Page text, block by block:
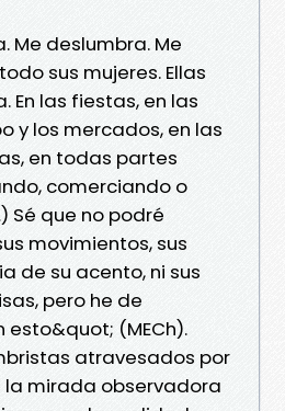
Me deslumbra. Me
sus mujeres. Ellas
En las fiestas, en las
y los mercados, en las
en todas partes
comerciando o
Sé que no podré
movimientos, sus
de su acento, ni sus
pero he de
(MECh).
atravesados por
mirada observadora